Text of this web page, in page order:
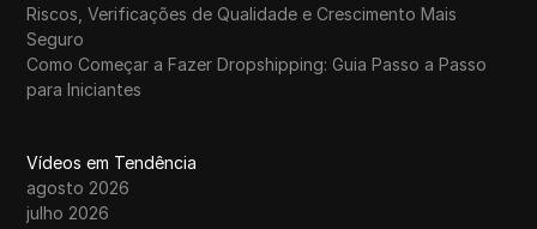
Riscos, Verificações de Qualidade e Crescimento Mais
Seguro
Como Começar a Fazer Dropshipping: Guia Passo a Passo
para Iniciantes
Vídeos em Tendência
agosto 2026
julho 2026